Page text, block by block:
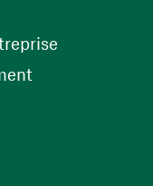
nouvelle fenêtre)
une nouvelle